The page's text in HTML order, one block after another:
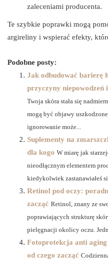
zaleceniami producenta.
Te szybkie poprawki mogą
argireliny i wspierać efekty,
Podobne posty:
Jak odbudować barierę
przyczyny niepowodzeń
Twoja skóra stała się
mogą być objawy
ignorowanie może...
Suplementy na
dla kogo W miarę jak
nieodłącznym elementem
kiedykolwiek zastanawiałeś
Retinol pod oczy:
zacząć Retinol, znany ze
poprawiających strukturę
pielęgnacji okolicy oczu.
Fotoprotekcja anti
od czego zacząć